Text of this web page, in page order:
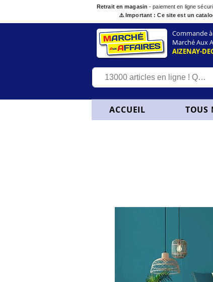
Retrait en magasin - paiement en ligne
⚠️ Important : Ce site est un
Commande
Marché Aux
AIZENAY-
ACCUEIL TOUS